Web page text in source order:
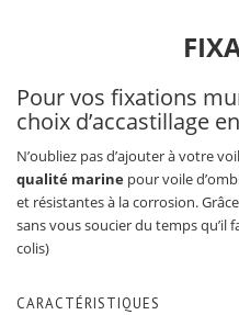
Pour vos fixations
choix d’accastillage
N’oubliez pas d’ajouter à votre
qualité marine pour voile
et résistantes à la corrosion.
sans vous soucier du temps qu’il
colis)
CARACTÉRISTIQUES